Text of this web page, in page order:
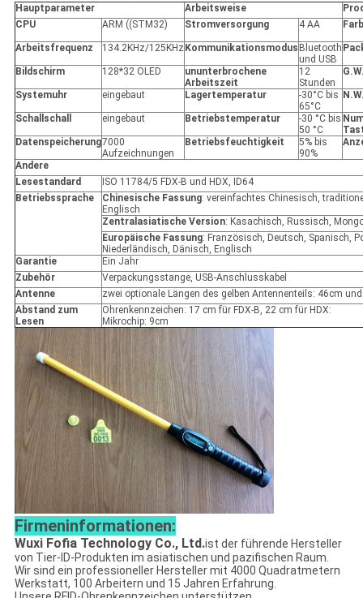
Hauptparameter Arbeitsweise
CPU
ARM ((STM32) Stromversorgung 4 AA
Arbeitsfrequenz 134.2KHz/125KHz Kommunikationsmodus Bluetooth
und USB
Bildschirm 128*32 OLED
ununterbrochene
Arbeitszeit
12
Stunden
Systemuhr eingebaut Lagertemperatur
-30°C bis
65°C
Schallschall eingebaut Betriebstemperatur
-30 °C bis
50 °C
Datenspeicherung7000
Aufzeichnungen
Betriebsfeuchtigkeit
5% bis
90%
Andere
Lesestandard
ISO 11784/5 FDX-B und HDX, ID64
Betriebssprache
Chinesische Fassung: vereinfachtes Chinesisch,
Englisch
Zentralasiatische Version: Kasachisch, Russisch,
Europäische Fassung: Französisch, Deutsch, Spanisch,
Niederländisch, Dänisch, Englisch
Garantie
Ein Jahr
Zubehör
Verpackungsstange, USB-Anschlusskabel
Antenne
zwei optionale Längen des gelben Antennenteils: 46cm
Abstand zum
Lesen
Ohrenkennzeichen: 17 cm für FDX-B, 22 cm für HDX:
Mikrochip: 9cm
Firmeninformationen:
Wuxi Fofia Technology Co., Ltd.ist der führende Hersteller
von Tier-ID-Produkten im asiatischen und pazifischen Raum.
Wir sind ein professioneller Hersteller mit 4000 Quadratmetern
Werkstatt, 100 Arbeitern und 15 Jahren Erfahrung.